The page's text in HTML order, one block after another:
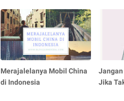
Merajalelanya Mobil China
di Indonesia
Jika